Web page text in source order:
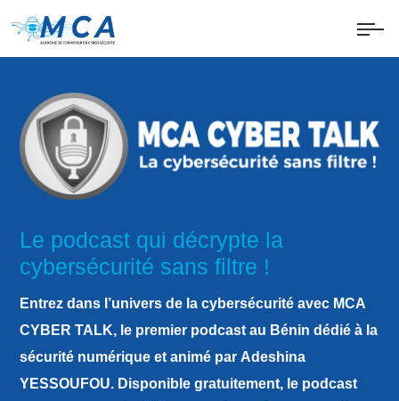
Le podcast qui décrypte la
cybersécurité sans filtre !
Entrez dans l’univers de la cybersécurité avec MCA
CYBER TALK, le premier podcast au Bénin dédié à la
sécurité numérique et animé par Adeshina
YESSOUFOU. Disponible gratuitement, le podcast